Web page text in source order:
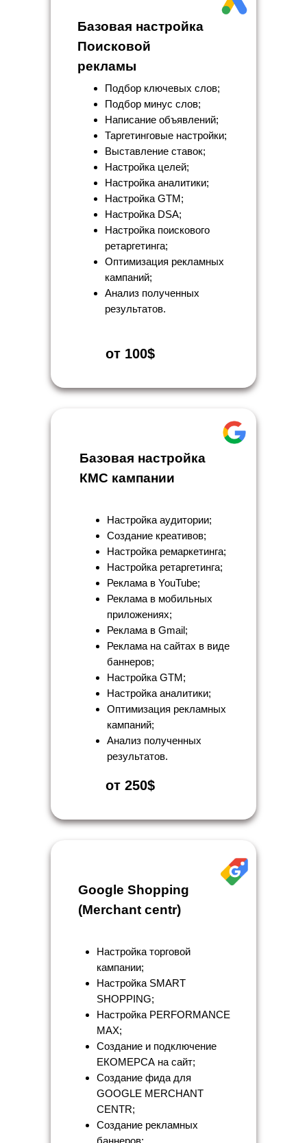
Подбор ключевых слов;
Подбор минус слов;
Написание объявлений;
Таргетинговые настройки;
Выставление ставок;
Настройка целей;
Настройка аналитики;
Настройка GTM;
Настройка DSA;
Настройка поискового
ретаргетинга;
Оптимизация рекламных
кампаний;
Анализ полученных
результатов.
Базовая настройка
Поисковой
рекламы
от 100$
Базовая настройка
КМС кампании
Настройка аудитории;
Создание креативов;
Настройка ремаркетинга;
Настройка ретаргетинга;
Реклама в YouTube;
Реклама в мобильных
приложениях;
Реклама в Gmail;
Реклама на сайтах в виде
баннеров;
Настройка GTM;
Настройка аналитики;
Оптимизация рекламных
кампаний;
Анализ полученных
результатов.
от 250$
Google Shopping
(Merchant centr)
Настройка торговой
кампании;
Настройка SMART
SHOPPING;
Настройка PERFORMANCE
MAX;
Создание и подключение
ЕКОМЕРСА на сайт;
Создание фида для
GOOGLE MERCHANT
CENTR;
Создание рекламных
баннеров;